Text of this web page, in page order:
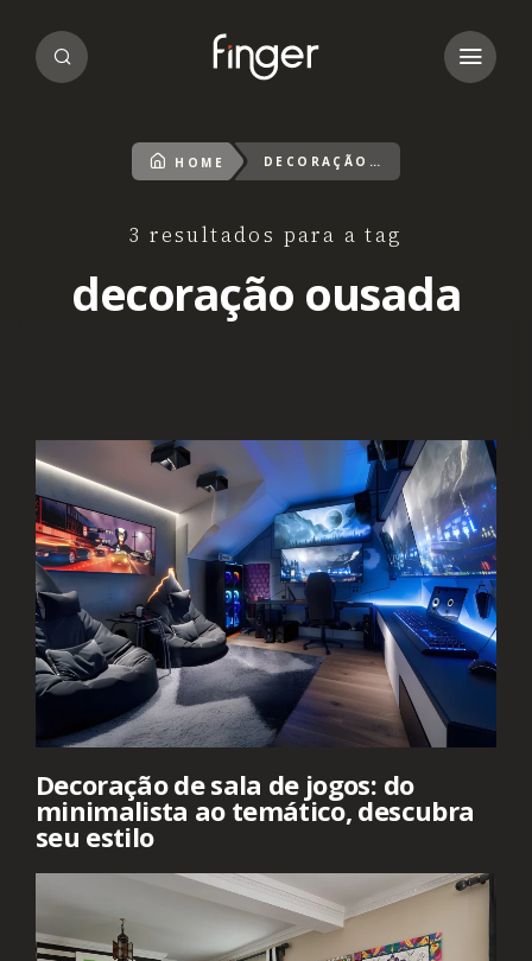
HOME DECORAÇÃO OUSADA
3 resultados para a tag
decoração ousada
Decoração de sala de jogos: do
minimalista ao temático, descubra
seu estilo